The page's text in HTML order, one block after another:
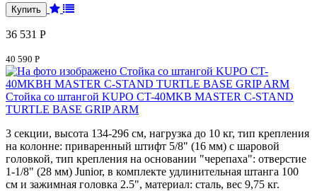
36 531 Р
40 590 Р
Стойка со штангой KUPO CT-40MKB MASTER C-STAND
TURTLE BASE GRIP ARM
3 секции, высота 134-296 см, нагрузка до 10 кг, тип крепления
на колонне: приваренный штифт 5/8" (16 мм) с шаровой
головкой, тип крепления на основании "черепаха": отверстие
1-1/8" (28 мм) Junior, в комплекте удлинительная штанга 100
см и зажимная головка 2.5", материал: сталь, вес 9,75 кг.